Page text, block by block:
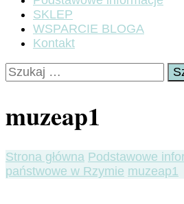
SKLEP
WSPARCIE BLOGA
Kontakt
Szukaj:
muzeap1
Strona główna Podstawowe
państwowe w Rzymie muzeap1